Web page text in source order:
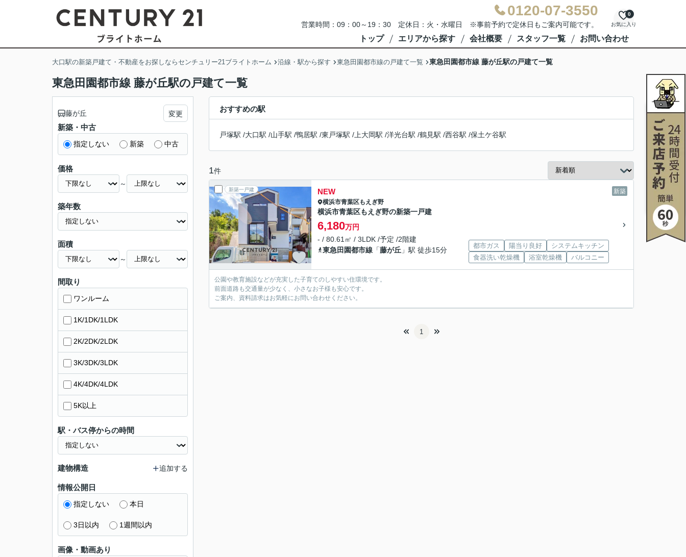
0120-07-3550
営業時間：09：00～19：30 定休日：火・水曜日 ※事前予約で定休日もご案内可能です。 お気に入り
0
トップ エリアから探す 会社概要 スタッフ一覧 お問い合わせ
大口駅の新築戸建て・不動産をお探しならセンチュリー21ブライトホーム 沿線・駅から探す 東急田園都市線の戸建て一覧 東急田園都市線 藤が丘駅の戸建て一覧
東急田園都市線 藤が丘駅の戸建て一覧
おすすめの駅
戸塚駅 /大口駅 /山手駅 /鴨居駅 /東戸塚駅 / 上大岡駅 /洋光台駅 /鶴見駅 /西谷駅 /保土ケ谷駅
1件
新築一戸建 新築
NEW
横浜市青葉区もえぎ野
横浜市青葉区もえぎ野の新築一戸建
6,180万円
- / 80.61㎡ / 3LDK /予定 /2階建
東急田園都市線 「藤が丘 」駅 徒歩15分
都市ガス 陽当り良好
システムキッチン
食器洗い乾燥機
浴室乾燥機 バルコニー
公園や教育施設などが充実した子育てのしやすい住環境です。
前面道路も交通量が少なく、小さなお子様も安心です。
ご案内、資料請求はお気軽にお問い合わせください。
1
藤が丘 変更
新築・中古
指定しない 新築 中古
価格
～
築年数
面積
～
間取り
ワンルーム
1K/1DK/1LDK
2K/2DK/2LDK
3K/3DK/3LDK
4K/4DK/4LDK
5K以上
駅・バス停からの時間
建物構造 追加する
情報公開日
指定しない 本日
3日以内 1週間以内
画像・動画あり